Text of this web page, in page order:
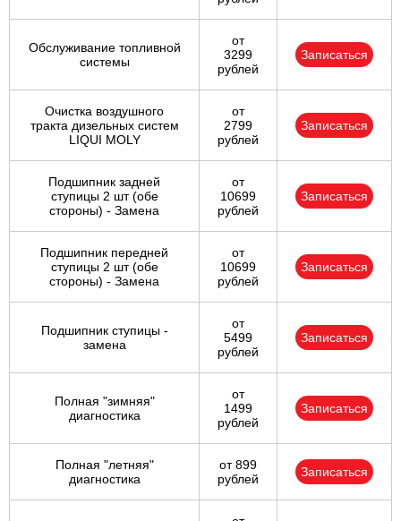
Обслуживание топливной
системы
от
3299
рублей
Записаться
Очистка воздушного
тракта дизельных систем
LIQUI MOLY
от
2799
рублей
Записаться
Подшипник задней
ступицы 2 шт (обе
стороны) - Замена
от
10699
рублей
Записаться
Подшипник передней
ступицы 2 шт (обе
стороны) - Замена
от
10699
рублей
Записаться
Подшипник ступицы -
замена
от
5499
рублей
Записаться
Полная "зимняя"
диагностика
от
1499
рублей
Записаться
Полная "летняя"
диагностика
от 899
рублей
Записаться